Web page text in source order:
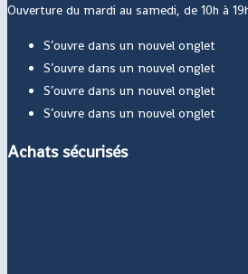
Ouverture du mardi au samedi, de 10h à
S’ouvre dans un nouvel onglet
S’ouvre dans un nouvel onglet
S’ouvre dans un nouvel onglet
S’ouvre dans un nouvel onglet
Achats sécurisés